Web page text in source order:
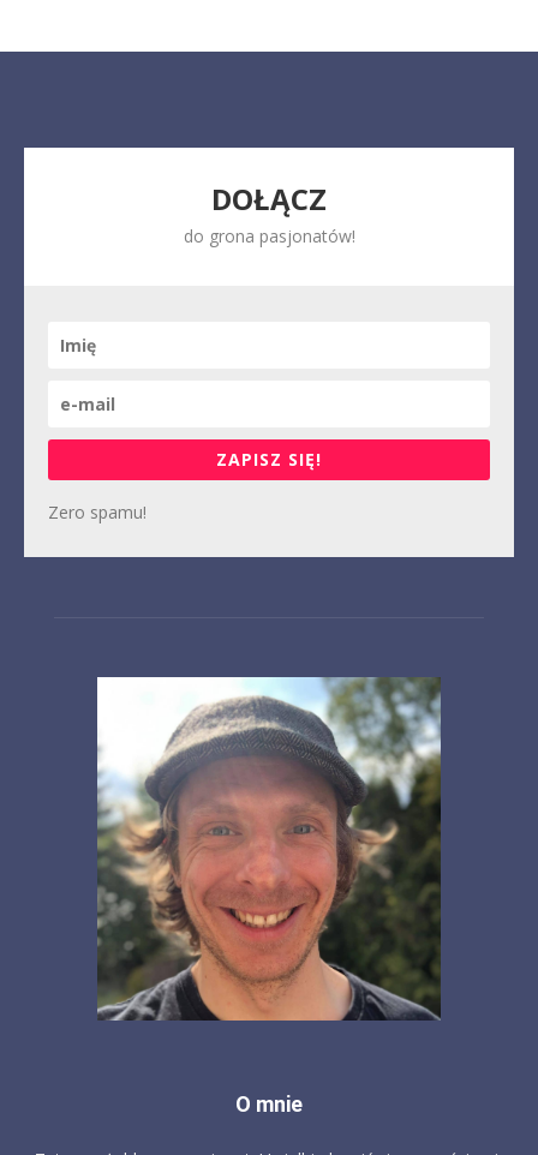
DOŁĄCZ
do grona pasjonatów!
ZAPISZ SIĘ!
Zero spamu!
O mnie